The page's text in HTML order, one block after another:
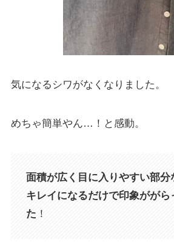
気になるシワがなくなりました。
めちゃ簡単やん…！と感動。
面積が広く目に入りやすい部
キレイになるだけで印象ががら
た ！